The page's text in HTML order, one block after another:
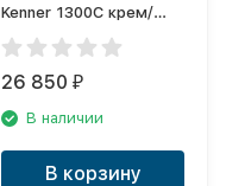
Kenner 1300C крем/
стекло крем сатин
KENNER
26 850 ₽
В наличии
В корзину